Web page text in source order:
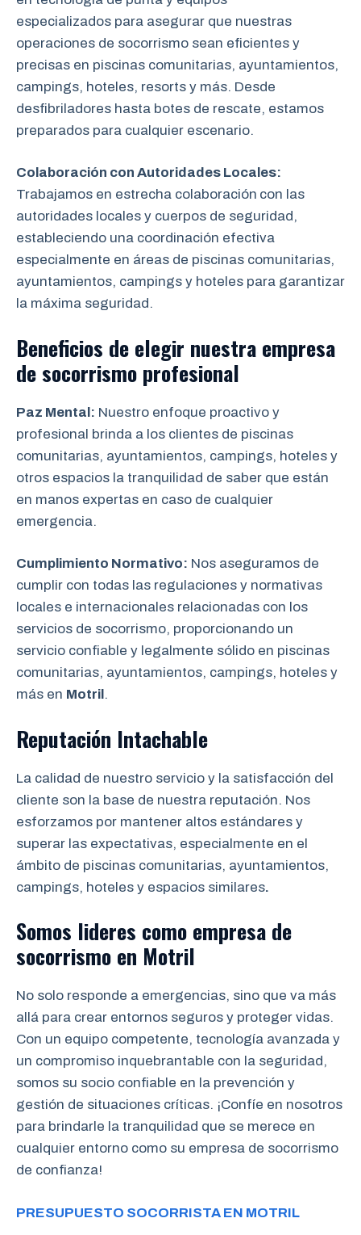
especializados para asegurar que nuestras
operaciones de socorrismo sean eficientes y
precisas en piscinas comunitarias, ayuntamientos,
campings, hoteles, resorts y más. Desde
desfibriladores hasta botes de rescate, estamos
preparados para cualquier escenario.
Colaboración con Autoridades Locales:
Trabajamos en estrecha colaboración con las
autoridades locales y cuerpos de seguridad,
estableciendo una coordinación efectiva
especialmente en áreas de piscinas comunitarias,
ayuntamientos, campings y hoteles para garantizar
la máxima seguridad.
Beneficios de elegir nuestra empresa
de socorrismo profesional
Paz Mental: Nuestro enfoque proactivo y
profesional brinda a los clientes de piscinas
comunitarias, ayuntamientos, campings, hoteles y
otros espacios la tranquilidad de saber que están
en manos expertas en caso de cualquier
emergencia.
Cumplimiento Normativo: Nos aseguramos de
cumplir con todas las regulaciones y normativas
locales e internacionales relacionadas con los
servicios de socorrismo, proporcionando un
servicio confiable y legalmente sólido en piscinas
comunitarias, ayuntamientos, campings, hoteles y
más en Motril.
Reputación Intachable
La calidad de nuestro servicio y la satisfacción del
cliente son la base de nuestra reputación. Nos
esforzamos por mantener altos estándares y
superar las expectativas, especialmente en el
ámbito de piscinas comunitarias, ayuntamientos,
campings, hoteles y espacios similares.
Somos lideres como empresa de
socorrismo en Motril
No solo responde a emergencias, sino que va más
allá para crear entornos seguros y proteger vidas.
Con un equipo competente, tecnología avanzada y
un compromiso inquebrantable con la seguridad,
somos su socio confiable en la prevención y
gestión de situaciones críticas. ¡Confíe en nosotros
para brindarle la tranquilidad que se merece en
cualquier entorno como su empresa de socorrismo
de confianza!
PRESUPUESTO SOCORRISTA EN MOTRIL